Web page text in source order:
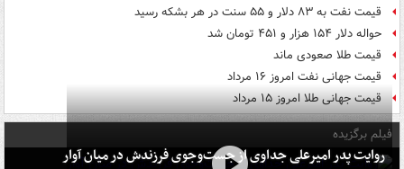
قیمت نفت به ۸۳ دلار و ۵۵ سنت در هر بشکه رسید
حواله دلار ۱۵۴ هزار و ۴۵۱ تومان شد
قیمت طلا صعودی ماند
قیمت جهانی نفت امروز ۱۶ مرداد
قیمت جهانی طلا امروز ۱۵ مرداد
فیلم برگزیده
روایت پدر امیرعلی جداوی از جست‌وجوی فرزندش در میان آوار